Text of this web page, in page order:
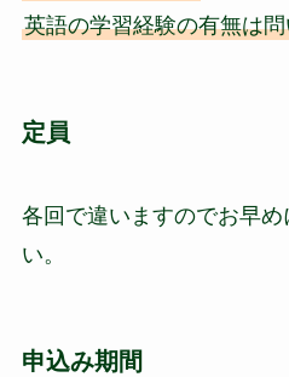
英語の学習経験の有無は
定員
各回で違いますのでお早
い。
申込み期間